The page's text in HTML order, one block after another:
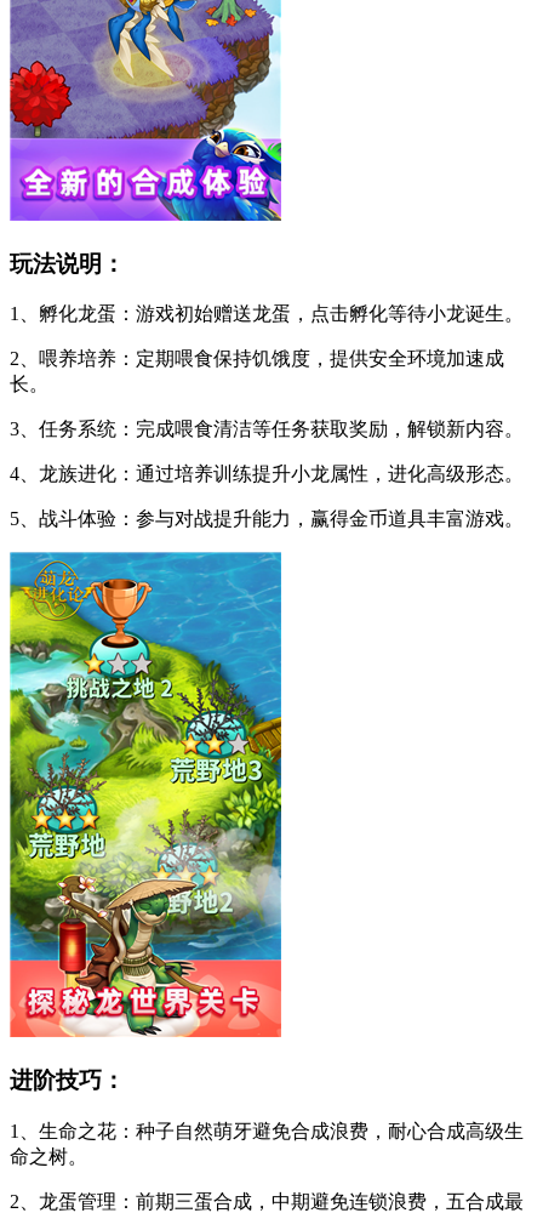
玩法说明：
1、孵化龙蛋：游戏初始赠送龙蛋，点击孵化等待小龙诞生。
2、喂养培养：定期喂食保持饥饿度，提供安全环境加速成
长。
3、任务系统：完成喂食清洁等任务获取奖励，解锁新内容。
4、龙族进化：通过培养训练提升小龙属性，进化高级形态。
5、战斗体验：参与对战提升能力，赢得金币道具丰富游戏。
进阶技巧：
1、生命之花：种子自然萌牙避免合成浪费，耐心合成高级生
命之树。
2、龙蛋管理：前期三蛋合成，中期避免连锁浪费，五合成最